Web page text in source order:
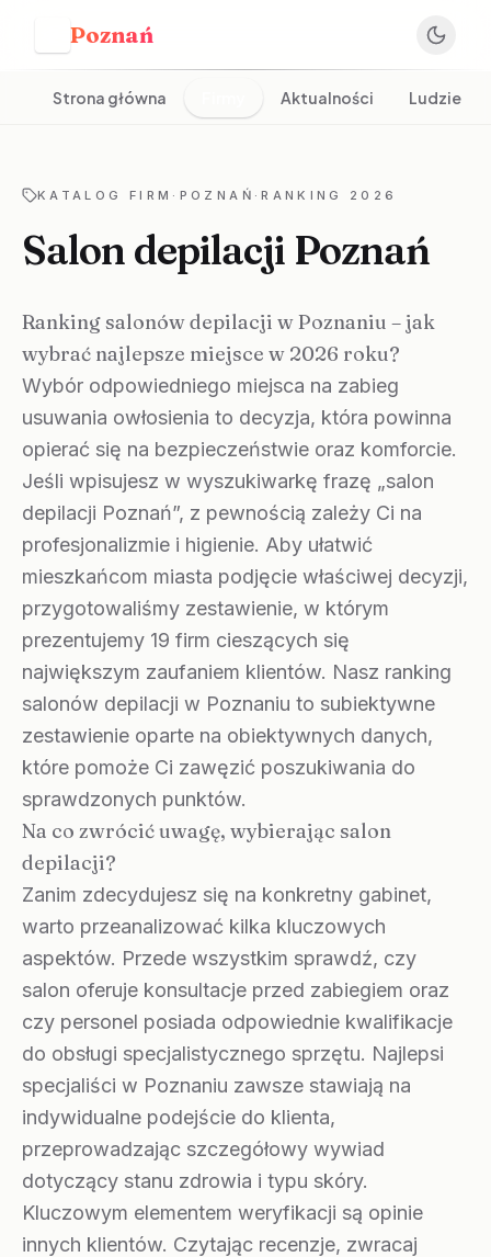
Poznań
Strona główna Aktualności Ludzie
KATALOG FIRM · POZNAŃ ·RANKING 2026
Salon depilacji Poznań
Ranking salonów depilacji w Poznaniu – jak
wybrać najlepsze miejsce w 2026 roku?
Wybór odpowiedniego miejsca na zabieg
usuwania owłosienia to decyzja, która powinna
opierać się na bezpieczeństwie oraz komforcie.
Jeśli wpisujesz w wyszukiwarkę frazę „salon
depilacji Poznań”, z pewnością zależy Ci na
profesjonalizmie i higienie. Aby ułatwić
mieszkańcom miasta podjęcie właściwej decyzji,
przygotowaliśmy zestawienie, w którym
prezentujemy 19 firm cieszących się
największym zaufaniem klientów. Nasz ranking
salonów depilacji w Poznaniu to subiektywne
zestawienie oparte na obiektywnych danych,
które pomoże Ci zawęzić poszukiwania do
sprawdzonych punktów.
Na co zwrócić uwagę, wybierając salon
depilacji?
Zanim zdecydujesz się na konkretny gabinet,
warto przeanalizować kilka kluczowych
aspektów. Przede wszystkim sprawdź, czy
salon oferuje konsultacje przed zabiegiem oraz
czy personel posiada odpowiednie kwalifikacje
do obsługi specjalistycznego sprzętu. Najlepsi
specjaliści w Poznaniu zawsze stawiają na
indywidualne podejście do klienta,
przeprowadzając szczegółowy wywiad
dotyczący stanu zdrowia i typu skóry.
Kluczowym elementem weryfikacji są opinie
innych klientów. Czytając recenzje, zwracaj